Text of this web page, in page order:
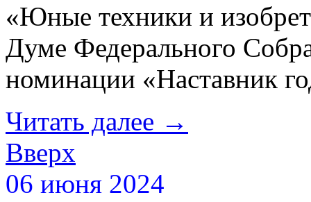
«Юные техники и
Думе Федерального
номинации «Наставник
Читать далее →
Вверх
06 июня 2024